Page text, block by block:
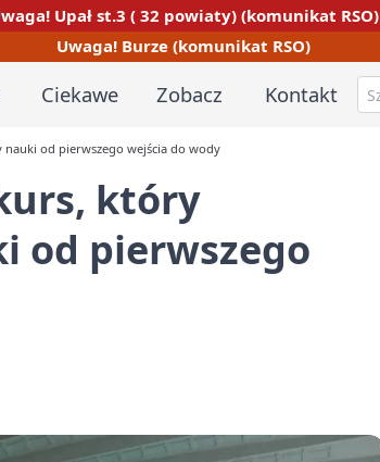
Upał st.3 ( 32 powiaty) (komunikat RSO)
Uwaga! Burze (komunikat RSO)
Ciekawe Zobacz Kontakt
od pierwszego wejścia do wody
który
od pierwszego